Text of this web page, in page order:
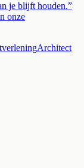
je blijft houden.”
onze
Architect